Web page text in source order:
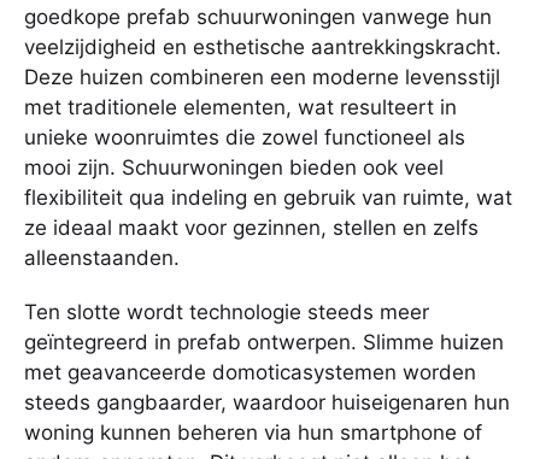
goedkope prefab schuurwoningen vanwege hun
veelzijdigheid en esthetische aantrekkingskracht.
Deze huizen combineren een moderne levensstijl
met traditionele elementen, wat resulteert in
unieke woonruimtes die zowel functioneel als
mooi zijn. Schuurwoningen bieden ook veel
flexibiliteit qua indeling en gebruik van ruimte, wat
ze ideaal maakt voor gezinnen, stellen en zelfs
alleenstaanden.
Ten slotte wordt technologie steeds meer
geïntegreerd in prefab ontwerpen. Slimme huizen
met geavanceerde domoticasystemen worden
steeds gangbaarder, waardoor huiseigenaren hun
woning kunnen beheren via hun smartphone of